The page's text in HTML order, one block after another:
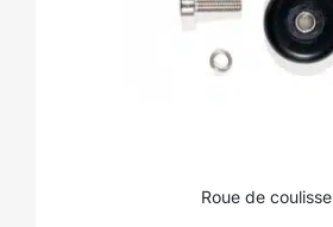
Roue de coulisse